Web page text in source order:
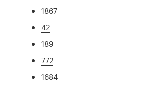
1867
42
189
772
1684